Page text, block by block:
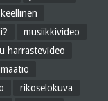
musiikkivideo
harrastevideo
rikoselokuva